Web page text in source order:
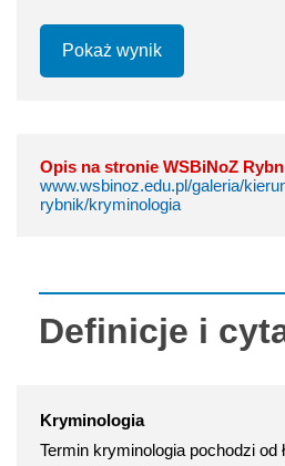
Pokaż wynik
Opis na stronie WSBiNoZ
www.wsbinoz.edu.pl/galeria/
rybnik/kryminologia
Definicje i
Kryminologia
Termin kryminologia pochodzi od